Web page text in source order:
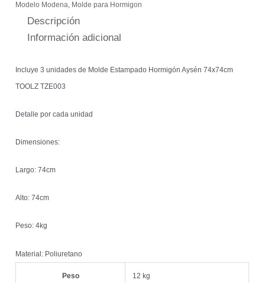
Modelo Modena, Molde para Hormigon
Descripción
Información adicional
Incluye 3 unidades de Molde Estampado Hormigón Aysén 74x74cm
TOOLZ TZE003
Detalle por cada unidad
Dimensiones:
Largo: 74cm
Alto: 74cm
Peso: 4kg
Material: Poliuretano
Peso 12 kg